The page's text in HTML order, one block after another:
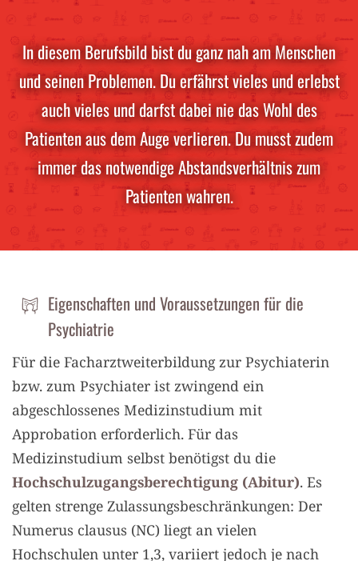
In diesem Berufsbild bist du ganz nah am Menschen
und seinen Problemen. Du erfährst vieles und erlebst
auch vieles und darfst dabei nie das Wohl des
Patienten aus dem Auge verlieren. Du musst zudem
immer das notwendige Abstandsverhältnis zum
Patienten wahren.
Eigenschaften und Voraussetzungen für die
Psychiatrie
Für die Facharztweiterbildung zur Psychiaterin
bzw. zum Psychiater ist zwingend ein
abgeschlossenes Medizinstudium mit
Approbation erforderlich. Für das
Medizinstudium selbst benötigst du die
Hochschulzugangsberechtigung (Abitur). Es
gelten strenge Zulassungsbeschränkungen: Der
Numerus clausus (NC) liegt an vielen
Hochschulen unter 1,3, variiert jedoch je nach